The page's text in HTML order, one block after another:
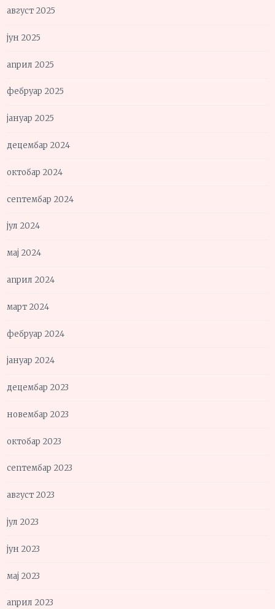
август 2025
јун 2025
април 2025
фебруар 2025
јануар 2025
децембар 2024
октобар 2024
септембар 2024
јул 2024
мај 2024
април 2024
март 2024
фебруар 2024
јануар 2024
децембар 2023
новембар 2023
октобар 2023
септембар 2023
август 2023
јул 2023
јун 2023
мај 2023
април 2023